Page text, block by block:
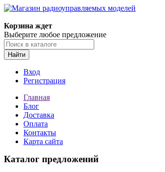
Корзина ждет
Выберите любое предложение
Найти
Вход
Регистрация
Главная
Блог
Доставка
Оплата
Контакты
Карта сайта
Каталог предложений